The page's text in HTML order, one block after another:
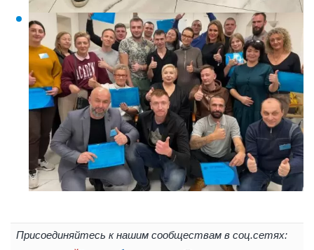
Присоединяйтесь к нашим сообществам в соц.сетях: